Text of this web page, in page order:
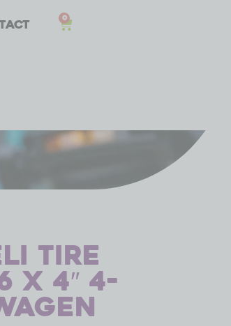
0
Tire
x 4″ 4-